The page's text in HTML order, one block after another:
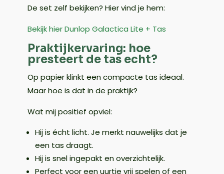
De set zelf bekijken? Hier vind je hem:
Bekijk hier Dunlop Galactica Lite + Tas
Praktijkervaring: hoe
presteert de tas echt?
Op papier klinkt een compacte tas ideaal.
Maar hoe is dat in de praktijk?
Wat mij positief opviel:
Hij is écht licht. Je merkt nauwelijks dat je
een tas draagt.
Hij is snel ingepakt en overzichtelijk.
Perfect voor een uurtje vrij spelen of een